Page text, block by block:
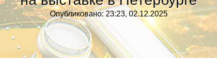
Опубликовано: 23:23, 02.12.2025
Рубрики»
Правила»